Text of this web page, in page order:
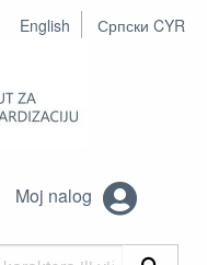
English Српски CYR
Moj nalog